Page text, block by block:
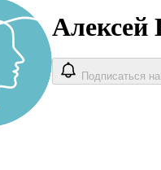
Подписаться